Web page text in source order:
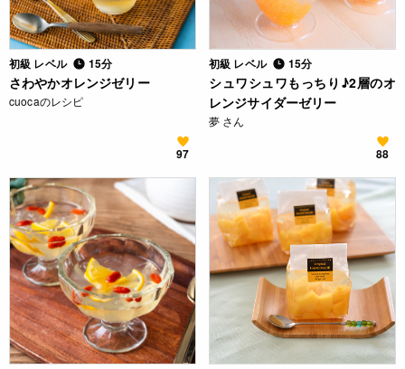
初級 レベル 15分
さわやかオレンジゼリー
cuocaのレシピ
97
初級 レベル 15分
シュワシュワもっちり♪2層のオ
レンジサイダーゼリー
夢 さん
88